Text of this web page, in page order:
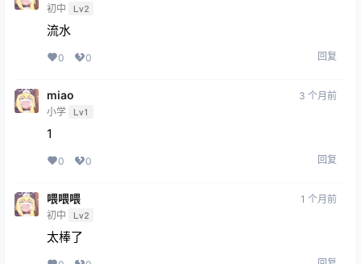
初中 Lv2
流水
0 0 回复
miao
小学 Lv1
3 个月前
1
0 0 回复
喂喂喂
初中 Lv2
1 个月前
太棒了